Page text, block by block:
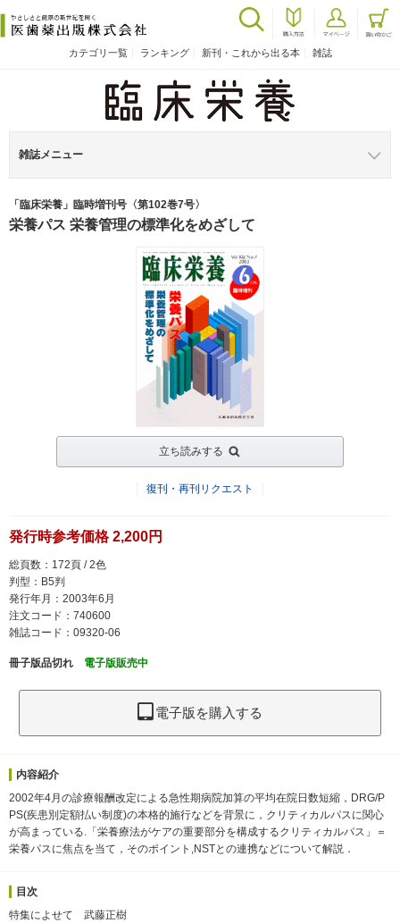
カテゴリ一覧 ランキング 新刊・これから出る本 雑誌
雑誌メニュー
「臨床栄養」臨時増刊号〈第102巻7号〉
栄養パス 栄養管理の標準化をめざして
立ち読みする
復刊・再刊リクエスト
発行時参考価格 2,200円
総頁数：172頁 / 2色
判型：B5判
発行年月：2003年6月
注文コード：740600
雑誌コード：09320-06
冊子版品切れ 電子版販売中
電子版を購入する
内容紹介
2002年4月の診療報酬改定による急性期病院加算の平均在院日数短縮，DRG/P
PS(疾患別定額払い制度)の本格的施行などを背景に，クリティカルパスに関心
が高まっている.「栄養療法がケアの重要部分を構成するクリティカルパス」＝
栄養パスに焦点を当て，そのポイント,NSTとの連携などについて解説．
目次
特集によせて 武藤正樹